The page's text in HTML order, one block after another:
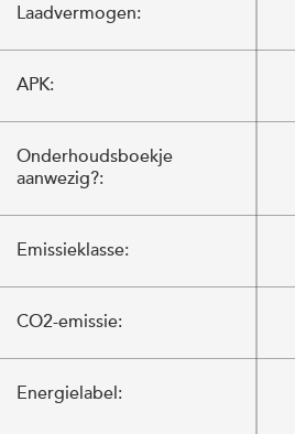
Laadvermogen:
APK:
Onderhoudsboekje
aanwezig?:
Emissieklasse:
CO2-emissie:
Energielabel: